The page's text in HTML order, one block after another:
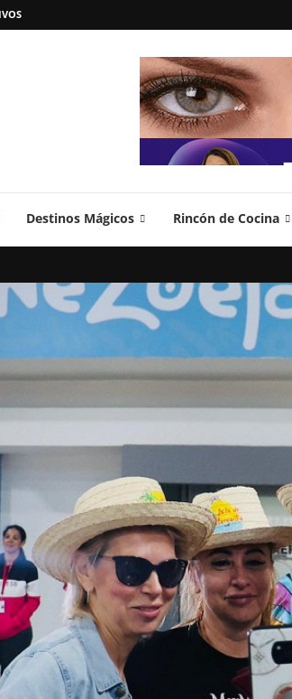
Destinos Mágicos Rincón de Cocina